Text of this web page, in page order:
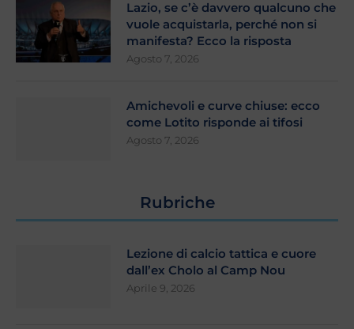
Lazio, se c’è davvero qualcuno che
vuole acquistarla, perché non si
manifesta? Ecco la risposta
Agosto 7, 2026
Amichevoli e curve chiuse: ecco
come Lotito risponde ai tifosi
Agosto 7, 2026
Rubriche
Lezione di calcio tattica e cuore
dall’ex Cholo al Camp Nou
Aprile 9, 2026